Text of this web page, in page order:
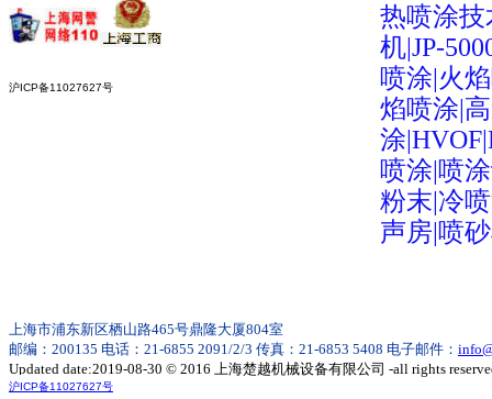
沪ICP备11027627号
热喷涂
机|JP-
喷涂|火
焰喷涂|
涂
喷涂|喷
粉末|冷
声房|喷
上海市浦东新区栖山路465号鼎隆大厦804室
邮编：200135 电话：21-6855 2091/2/3 传真：21-6853 5408 电子邮件：
Updated date:2019-08-30 © 2016 上海楚越机械设备有限公司 -all rights
沪ICP备11027627号